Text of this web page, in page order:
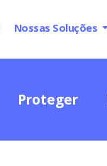
Nossas Soluções
Proteger